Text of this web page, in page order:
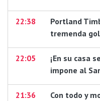
22:38
Portland
tremenda
22:05
¡En su casa
impone al
21:36
Con todo y